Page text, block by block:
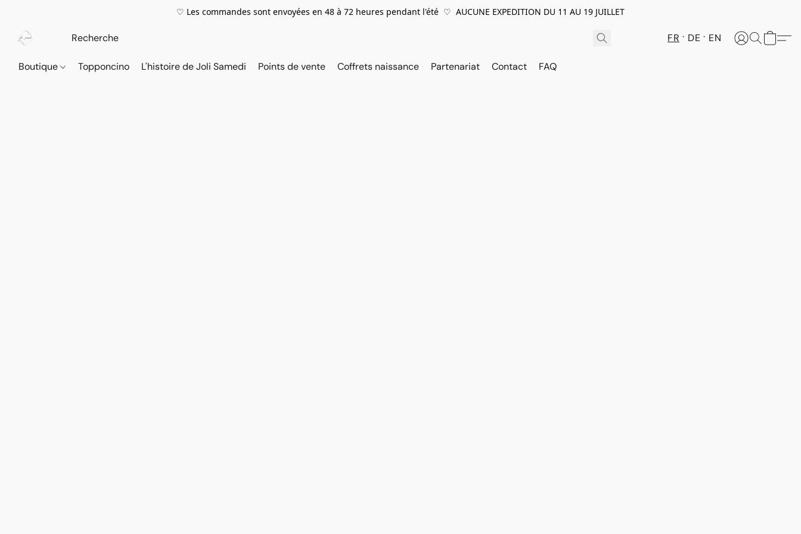
♡ Les commandes sont envoyées en 48 à 72 heures pendant l'été ♡ AUCUNE EXPEDITION DU 11 AU 19 JUILLET
FR DE EN
Boutique Topponcino L'histoire de Joli Samedi Points de vente Coffrets naissance Partenariat Contact FAQ